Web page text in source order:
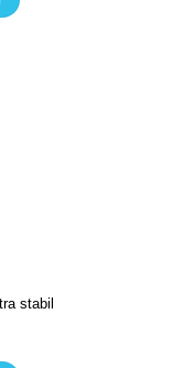
stabil